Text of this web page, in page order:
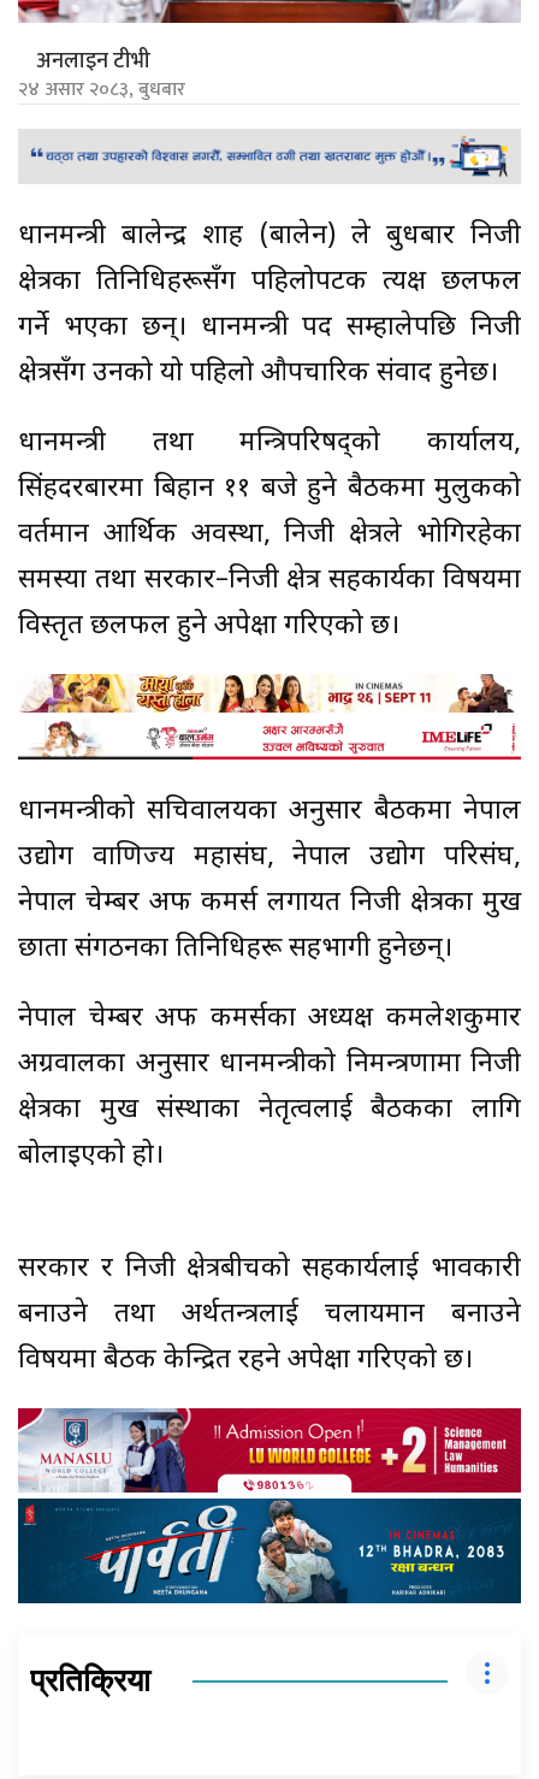
अनलाइन टीभी
२४ असार २०८३, बुधबार
प्रधानमन्त्री बालेन्द्र शाह (बालेन) ले बुधबार निजी
क्षेत्रका प्रतिनिधिहरूसँग पहिलोपटक प्रत्यक्ष छलफल
गर्ने भएका छन्। प्रधानमन्त्री पद सम्हालेपछि निजी
क्षेत्रसँग उनको यो पहिलो औपचारिक संवाद हुनेछ।
प्रधानमन्त्री तथा मन्त्रिपरिषद्को कार्यालय,
सिंहदरबारमा बिहान ११ बजे हुने बैठकमा मुलुकको
वर्तमान आर्थिक अवस्था, निजी क्षेत्रले भोगिरहेका
समस्या तथा सरकार–निजी क्षेत्र सहकार्यका विषयमा
विस्तृत छलफल हुने अपेक्षा गरिएको छ।
प्रधानमन्त्रीको सचिवालयका अनुसार बैठकमा नेपाल
उद्योग वाणिज्य महासंघ, नेपाल उद्योग परिसंघ,
नेपाल चेम्बर अफ कमर्स लगायत निजी क्षेत्रका प्रमुख
छाता संगठनका प्रतिनिधिहरू सहभागी हुनेछन्।
नेपाल चेम्बर अफ कमर्सका अध्यक्ष कमलेशकुमार
अग्रवालका अनुसार प्रधानमन्त्रीको निमन्त्रणामा निजी
क्षेत्रका प्रमुख संस्थाका नेतृत्वलाई बैठकका लागि
बोलाइएको हो।
सरकार र निजी क्षेत्रबीचको सहकार्यलाई प्रभावकारी
बनाउने तथा अर्थतन्त्रलाई चलायमान बनाउने
विषयमा बैठक केन्द्रित रहने अपेक्षा गरिएको छ।
प्रतिक्रिया